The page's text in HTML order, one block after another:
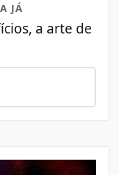
JÁ
a arte de